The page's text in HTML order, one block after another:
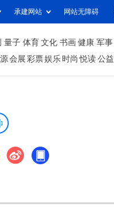
承建网站 网站无障碍
量子 体育 文化 书画 健康 军事
会展 彩票娱乐 时尚 悦读 公益